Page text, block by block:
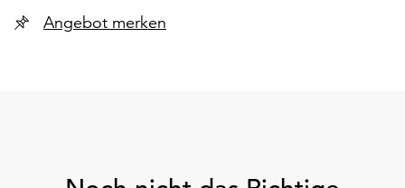
Angebot merken